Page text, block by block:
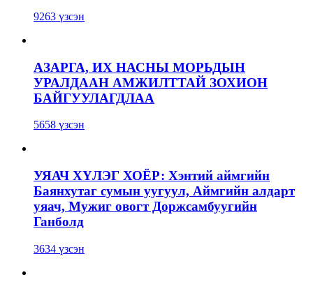
9263 үзсэн
АЗАРГА, ИХ НАСНЫ МОРЬДЫН
УРАЛДААН АМЖИЛТТАЙ ЗОХИОН
БАЙГУУЛАГДЛАА
5658 үзсэн
УЯАЧ ХҮЛЭГ ХОЁР: Хэнтий аймгийн
Баянхутаг сумын уугуул, Аймгийн алдарт
уяач, Мужиг овогт Доржсамбуугийн
Ганболд
3634 үзсэн